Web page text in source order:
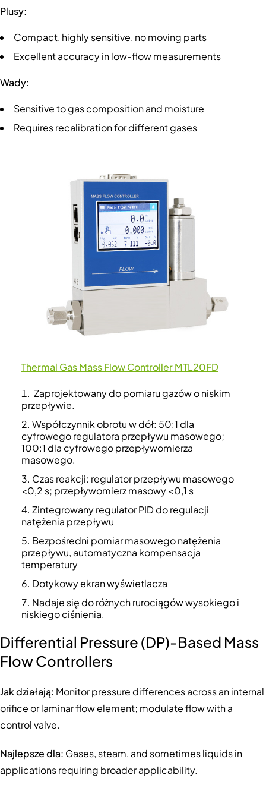
Plusy:
Compact, highly sensitive, no moving parts
Excellent accuracy in low-flow measurements
Wady:
Sensitive to gas composition and moisture
Requires recalibration for different gases
Thermal Gas Mass Flow Controller MTL20FD
Zaprojektowany do pomiaru gazów o niskim
przepływie.
Współczynnik obrotu w dół: 50:1 dla
cyfrowego regulatora przepływu masowego;
100:1 dla cyfrowego przepływomierza
masowego.
Czas reakcji: regulator przepływu masowego
<0,2 s; przepływomierz masowy <0,1 s
Zintegrowany regulator PID do regulacji
natężenia przepływu
Bezpośredni pomiar masowego natężenia
przepływu, automatyczna kompensacja
temperatury
Dotykowy ekran wyświetlacza
Nadaje się do różnych rurociągów wysokiego i
niskiego ciśnienia.
Differential Pressure (DP)-Based Mass
Flow Controllers
Jak działają: Monitor pressure differences across an internal
orifice or laminar flow element; modulate flow with a
control valve.
Najlepsze dla: Gases, steam, and sometimes liquids in
applications requiring broader applicability.